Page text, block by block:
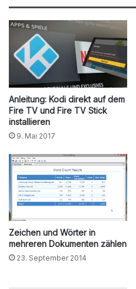
Anleitung: Kodi direkt auf dem
Fire TV und Fire TV Stick
installieren
9. Mai 2017
Zeichen und Wörter in
mehreren Dokumenten zählen
23. September 2014